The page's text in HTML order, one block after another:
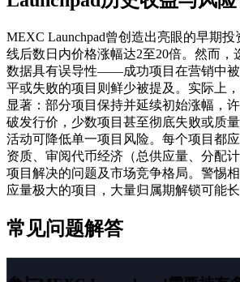
MEXC Launchpad曾创造出亮眼的早期
线后数日内价格涨幅达2至20倍。然而，
数据具有误导性——成功项目在营销中
平或失败的项目则鲜少被提及。实际上
显著：部分项目保持并延续初始涨幅，
破发行价，少数项目甚至彻底失败或质
活动可降低单一项目风险。每个项目都
资质、审阅代币经济（总供应量、分配
项目解决的问题及市场竞争格局。警惕
应量极大的项目，大量归属期解锁可能长
常见问题解答